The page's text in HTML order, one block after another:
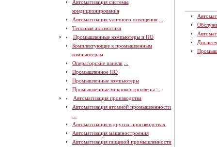
Автоматизация системы
кондиционирования
Автоматизация уличного освещения
Тепловая автоматика
Промышленные компьютеры и ПО
Комплектующие к промышленным
компьютерам
Операторские панели
Промышленное ПО
Промышленные компьютеры
Промышленные микроконтроллеры
Автоматизация производства
Автоматизация атомной промышленности
Автоматизация в других производствах
Автоматизация машиностроения
Автоматизация пищевой промышленности